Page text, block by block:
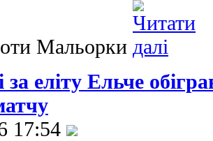
Мальорки
за еліту Ельче
17:54